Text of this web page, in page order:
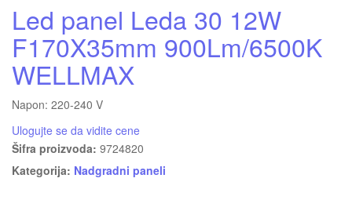
Led panel Leda 30 12W
F170X35mm 900Lm/6500K
WELLMAX
Napon: 220-240 V
Ulogujte se da vidite cene
Šifra proizvoda: 9724820
Kategorija: Nadgradni paneli